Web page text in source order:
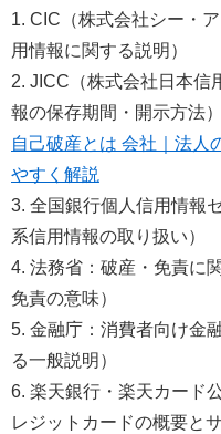
1. CIC（株式会社シー・
用情報に関する説明）
2. JICC（株式会社日本信
報の保存期間・開示方法）
自己破産とは 会社｜法人
やすく解説
3. 全国銀行個人信用情報
系信用情報の取り扱い）
4. 法務省：破産・免責に
免責の意味）
5. 金融庁：消費者向け金
る一般説明）
6. 楽天銀行・楽天カード
レジットカードの概要とサ